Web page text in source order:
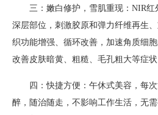
三：嫩白修护，雪肌重现：NIR红
深层部位，刺激胶原和弹力纤维再生
织功能增强、循环改善，加速角质细
改善皮肤暗黄、粗糙、毛孔粗大等症状
四：快捷方便：午休式美容，每次
醉，随治随走，不影响工作生活，无